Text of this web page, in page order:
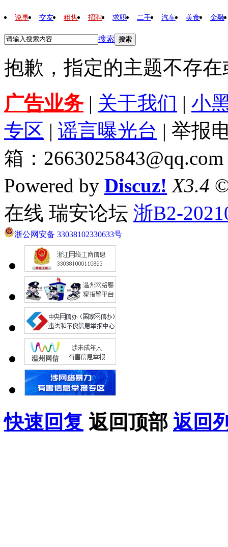
说事 交友 租售 招聘 求职 二手 汽车 美食 金融
搜索 搜索
抱歉，指定的主题不存
广告业务| 关于我们 | 小
专区 | 谣言曝光台 | 举报
箱：2663025843@qq.com
Powered by Discuz! X3.4
在线 瑞安论坛 浙B2-
浙公网安备 33038102330633号
快速回复 返回顶部 返回